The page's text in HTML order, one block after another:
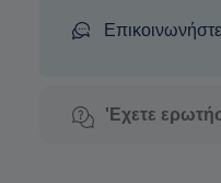
'Εχετε